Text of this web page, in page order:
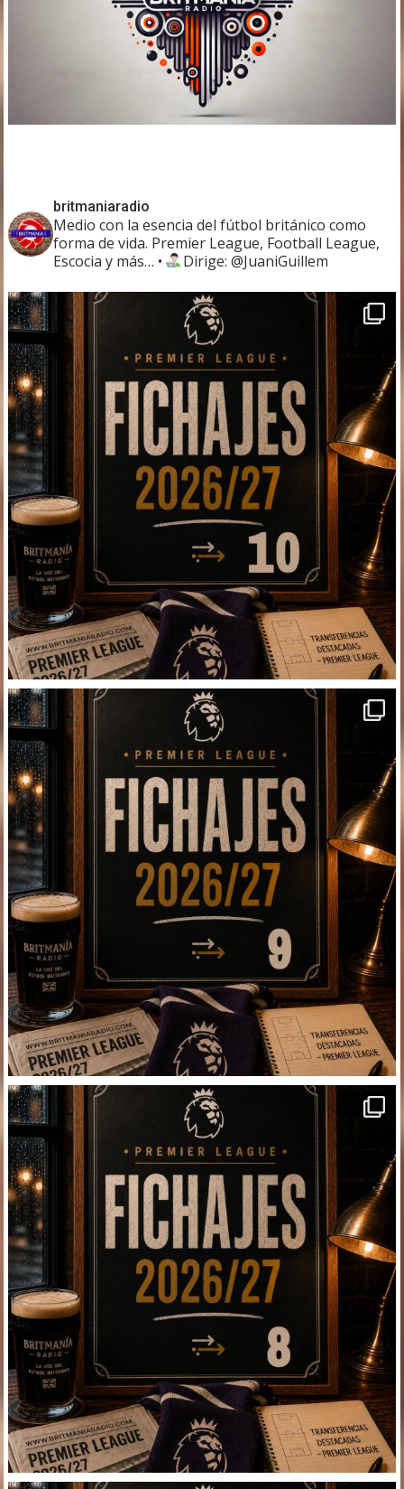
britmaniaradio
Medio con la esencia del fútbol británico como
forma de vida. Premier League, Football League,
Escocia y más… • Dirige: @JuaniGuillem